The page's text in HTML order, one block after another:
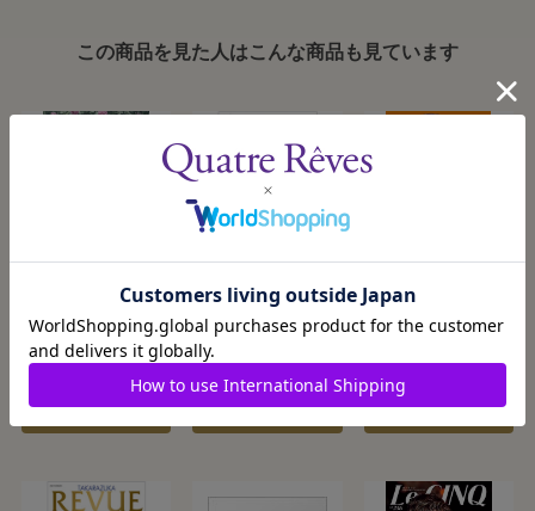
この商品を見た人はこんな商品も見ています
『ポーの一族』
2026/10/13発売
¥12,100
カートに入れる
【キャトルレーヴ
オンライン限定
版】TAKARAZUKA
REVUE 2026
2026/8/5発売
¥3,300
カートに入れる
歌劇8月号（2026
年）
¥950
カートに入れる